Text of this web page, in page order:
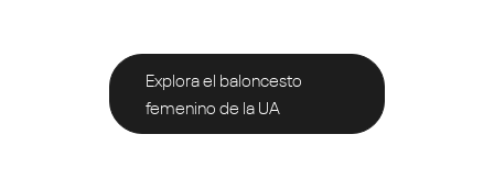
Explora el baloncesto
femenino de la UA